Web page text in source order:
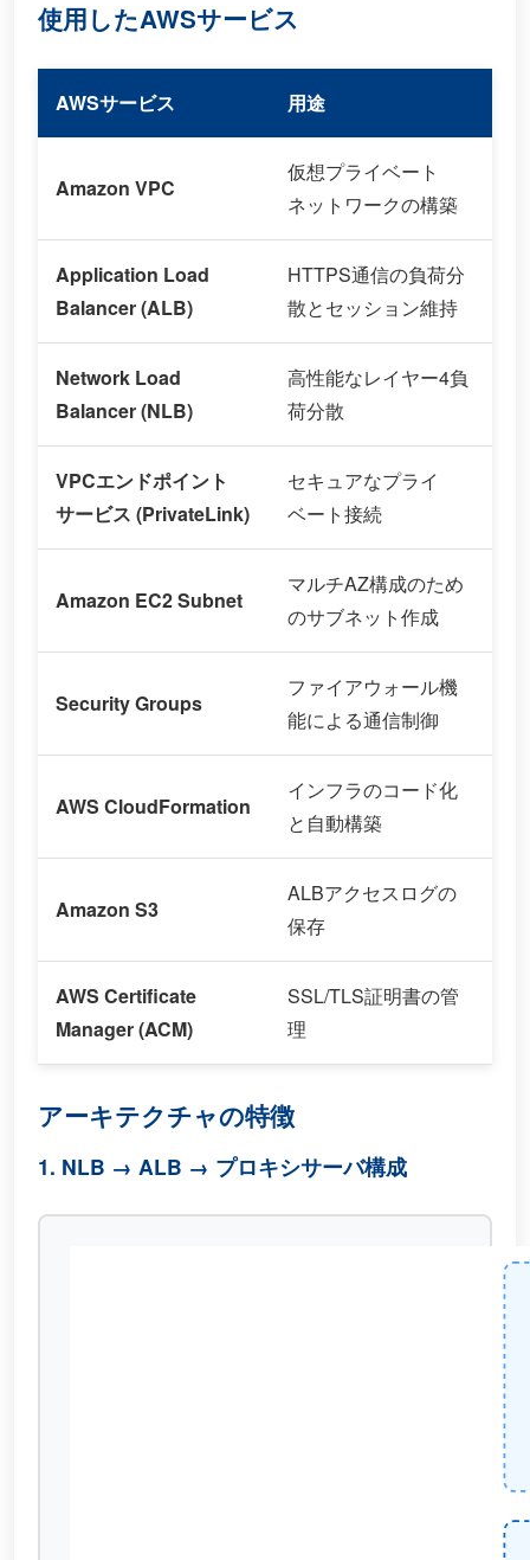
使用したAWSサービス
AWSサービス 用途
Amazon VPC
仮想プライベート
ネットワークの構築
Application Load
Balancer (ALB)
HTTPS通信の負荷分
散とセッション維持
Network Load
Balancer (NLB)
高性能なレイヤー4負
荷分散
VPCエンドポイント
サービス (PrivateLink)
セキュアなプライ
ベート接続
Amazon EC2 Subnet
マルチAZ構成のため
のサブネット作成
Security Groups
ファイアウォール機
能による通信制御
AWS CloudFormation
インフラのコード化
と自動構築
Amazon S3
ALBアクセスログの
保存
AWS Certificate
Manager (ACM)
SSL/TLS証明書の管
理
アーキテクチャの特徴
1. NLB → ALB → プロキシサーバ構成